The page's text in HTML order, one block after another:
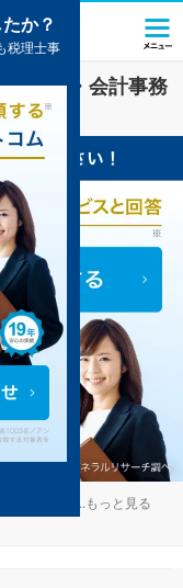
税理士・会計事務
...もっと見る
か？
税理士事